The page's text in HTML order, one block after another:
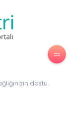
dostu